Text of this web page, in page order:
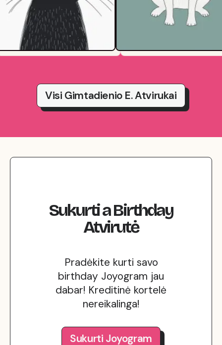
Visi Gimtadienio E. Atvirukai
SukurtiaBirthday
Atvirutė
Pradėkite kurti savo
birthday Joyogram jau
dabar! Kreditinė kortelė
nereikalinga!
Sukurti Joyogram